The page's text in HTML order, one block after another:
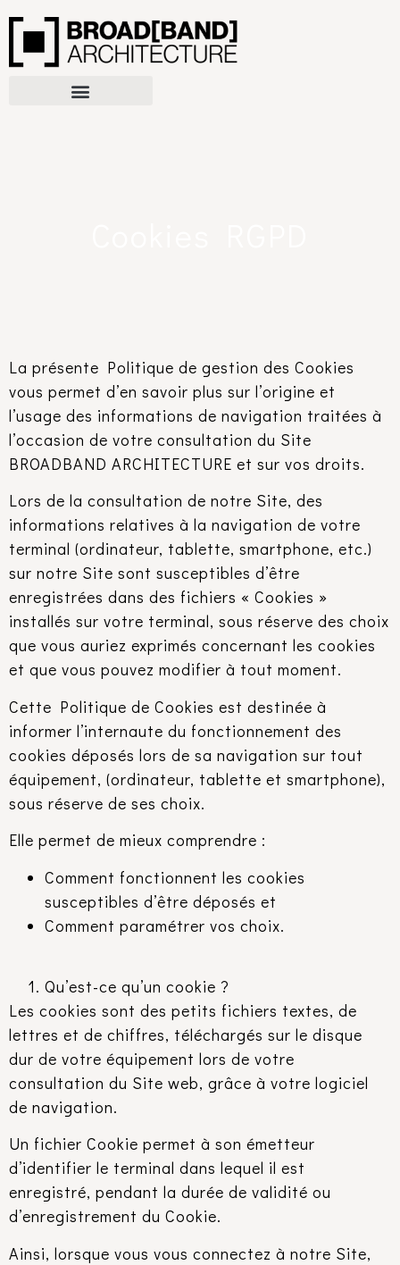
La présente Politique de gestion des Cookies
vous permet d’en savoir plus sur l’origine et
l’usage des informations de navigation traitées à
l’occasion de votre consultation du Site
BROADBAND ARCHITECTURE et sur vos droits.
Lors de la consultation de notre Site, des
informations relatives à la navigation de votre
terminal (ordinateur, tablette, smartphone, etc.)
sur notre Site sont susceptibles d’être
enregistrées dans des fichiers « Cookies »
installés sur votre terminal, sous réserve des choix
que vous auriez exprimés concernant les cookies
et que vous pouvez modifier à tout moment.
Cette Politique de Cookies est destinée à
informer l’internaute du fonctionnement des
cookies déposés lors de sa navigation sur tout
équipement, (ordinateur, tablette et smartphone),
sous réserve de ses choix.
Elle permet de mieux comprendre :
Comment fonctionnent les cookies
susceptibles d’être déposés et
Comment paramétrer vos choix.
Qu’est-ce qu’un cookie ?
Les cookies sont des petits fichiers textes, de
lettres et de chiffres, téléchargés sur le disque
dur de votre équipement lors de votre
consultation du Site web, grâce à votre logiciel
de navigation.
Un fichier Cookie permet à son émetteur
d’identifier le terminal dans lequel il est
enregistré, pendant la durée de validité ou
d’enregistrement du Cookie.
Ainsi, lorsque vous vous connectez à notre Site,